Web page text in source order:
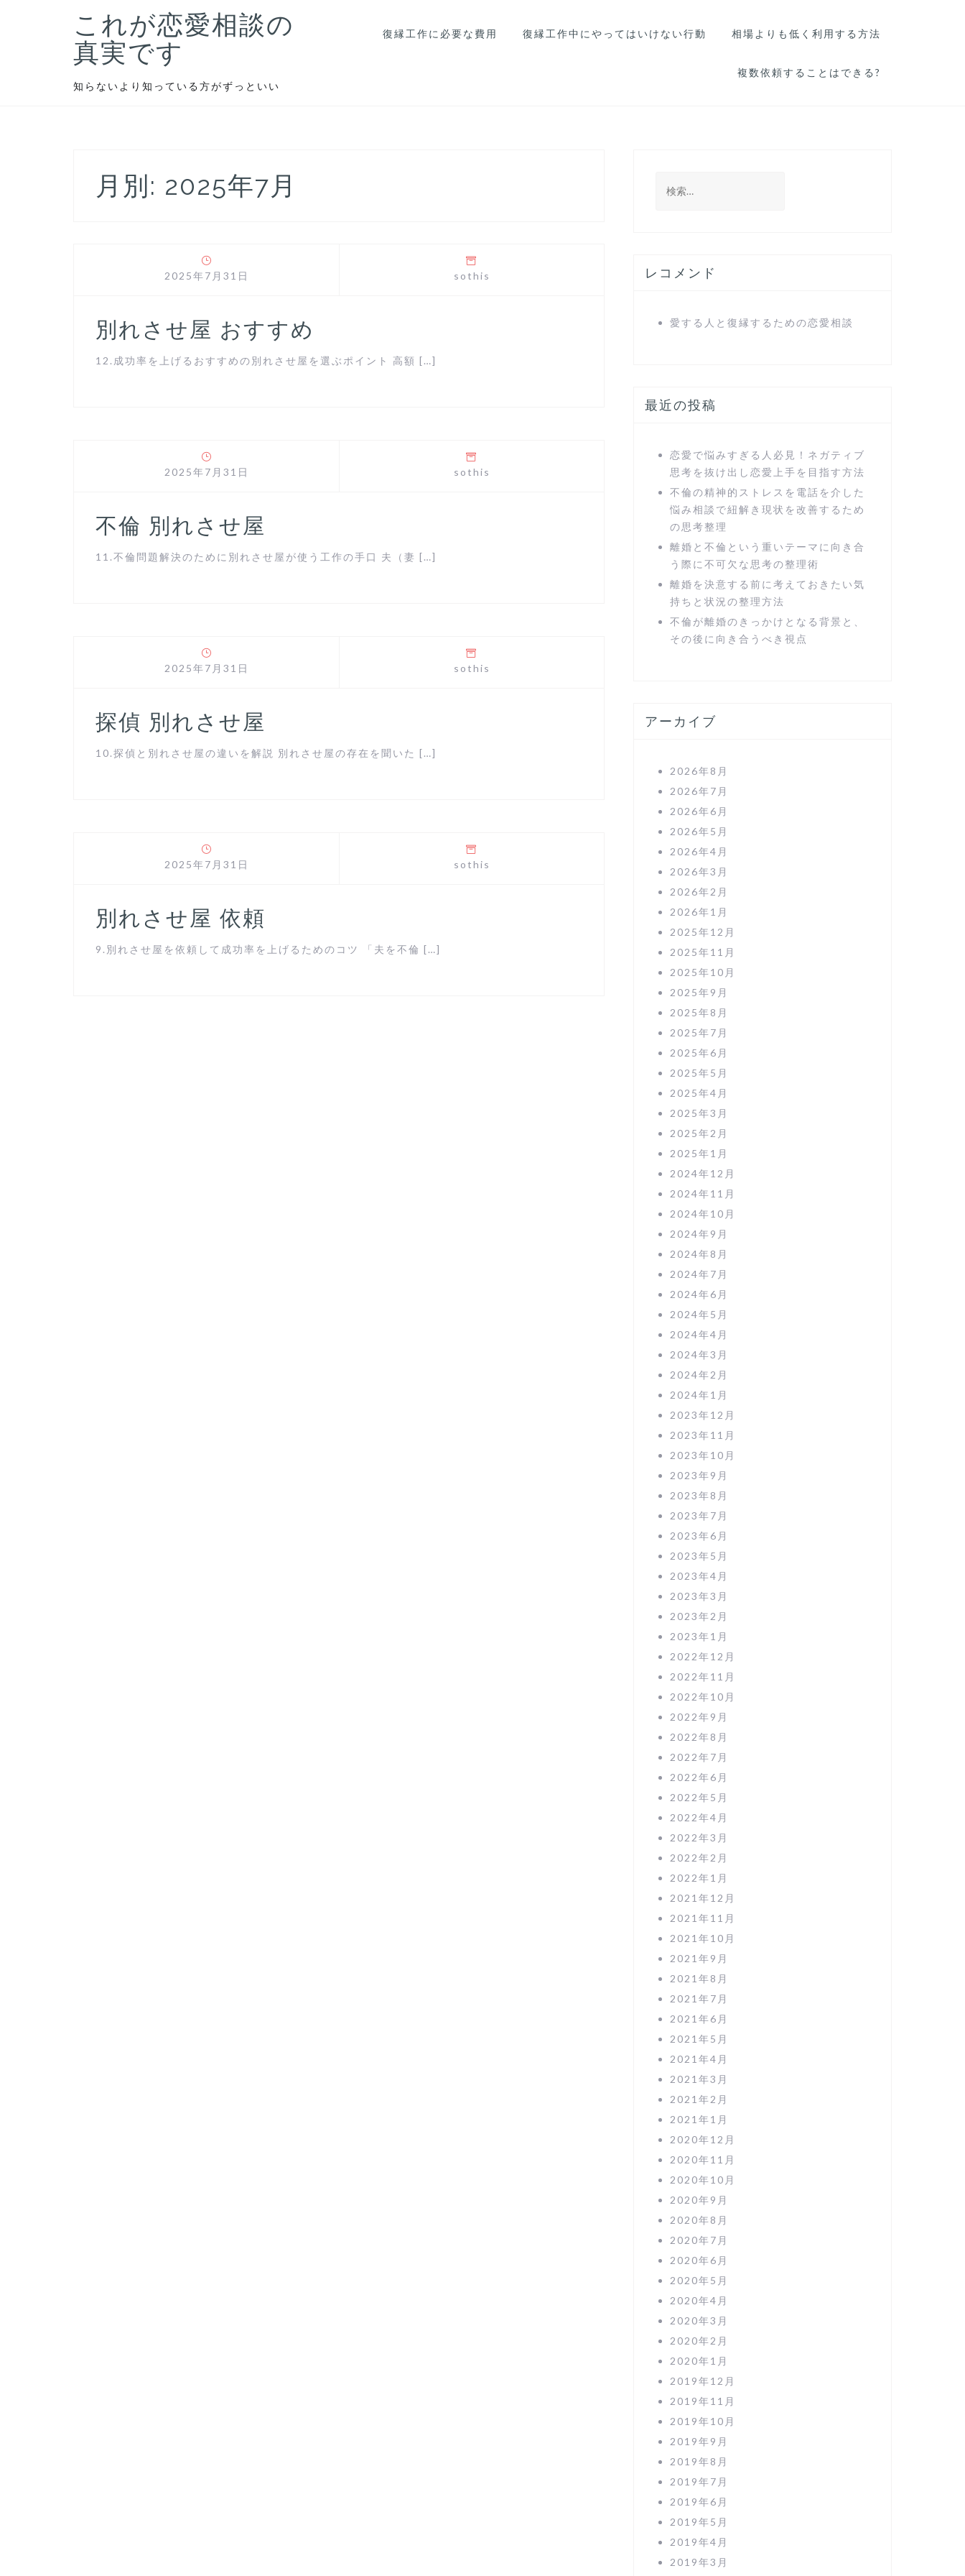
これが恋愛相談の
真実です
知らないより知っている方がずっといい
復縁工作に必要な費用 復縁工作中にやってはいけない行動 相場よりも低く利用する方法
複数依頼することはできる?
月別: 2025年7月
2025年7月31日 sothis
別れさせ屋 おすすめ
12.成功率を上げるおすすめの別れさせ屋を選ぶポイント 高額 […]
2025年7月31日 sothis
不倫 別れさせ屋
11.不倫問題解決のために別れさせ屋が使う工作の手口 夫（妻 […]
2025年7月31日 sothis
探偵 別れさせ屋
10.探偵と別れさせ屋の違いを解説 別れさせ屋の存在を聞いた […]
2025年7月31日 sothis
別れさせ屋 依頼
9.別れさせ屋を依頼して成功率を上げるためのコツ 「夫を不倫 […]
索
レコメンド
愛する人と復縁するための恋愛相談
最近の投稿
恋愛で悩みすぎる人必見！ネガティブ
思考を抜け出し恋愛上手を目指す方法
不倫の精神的ストレスを電話を介した
悩み相談で紐解き現状を改善するため
の思考整理
離婚と不倫という重いテーマに向き合
う際に不可欠な思考の整理術
離婚を決意する前に考えておきたい気
持ちと状況の整理方法
不倫が離婚のきっかけとなる背景と、
その後に向き合うべき視点
アーカイブ
2026年8月
2026年7月
2026年6月
2026年5月
2026年4月
2026年3月
2026年2月
2026年1月
2025年12月
2025年11月
2025年10月
2025年9月
2025年8月
2025年7月
2025年6月
2025年5月
2025年4月
2025年3月
2025年2月
2025年1月
2024年12月
2024年11月
2024年10月
2024年9月
2024年8月
2024年7月
2024年6月
2024年5月
2024年4月
2024年3月
2024年2月
2024年1月
2023年12月
2023年11月
2023年10月
2023年9月
2023年8月
2023年7月
2023年6月
2023年5月
2023年4月
2023年3月
2023年2月
2023年1月
2022年12月
2022年11月
2022年10月
2022年9月
2022年8月
2022年7月
2022年6月
2022年5月
2022年4月
2022年3月
2022年2月
2022年1月
2021年12月
2021年11月
2021年10月
2021年9月
2021年8月
2021年7月
2021年6月
2021年5月
2021年4月
2021年3月
2021年2月
2021年1月
2020年12月
2020年11月
2020年10月
2020年9月
2020年8月
2020年7月
2020年6月
2020年5月
2020年4月
2020年3月
2020年2月
2020年1月
2019年12月
2019年11月
2019年10月
2019年9月
2019年8月
2019年7月
2019年6月
2019年5月
2019年4月
2019年3月